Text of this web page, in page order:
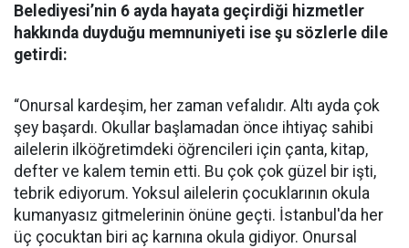
Belediyesi’nin 6 ayda hayata geçirdiği hizmetler
hakkında duyduğu memnuniyeti ise şu sözlerle dile
getirdi:
“Onursal kardeşim, her zaman vefalıdır. Altı ayda çok
şey başardı. Okullar başlamadan önce ihtiyaç sahibi
ailelerin ilköğretimdeki öğrencileri için çanta, kitap,
defter ve kalem temin etti. Bu çok çok güzel bir işti,
tebrik ediyorum. Yoksul ailelerin çocuklarının okula
kumanyasız gitmelerinin önüne geçti. İstanbul'da her
üç çocuktan biri aç karnına okula gidiyor. Onursal